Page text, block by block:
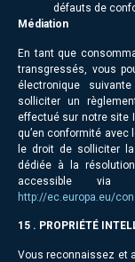
défauts de
Médiation
En tant que
transgressés, vous
électronique
solliciter un
effectué sur notre site
qu’en conformité avec
le droit de solliciter
dédiée à la
accessible via
http://ec.europa.eu/
15 . PROPRIÉTÉ
Vous reconnaissez et